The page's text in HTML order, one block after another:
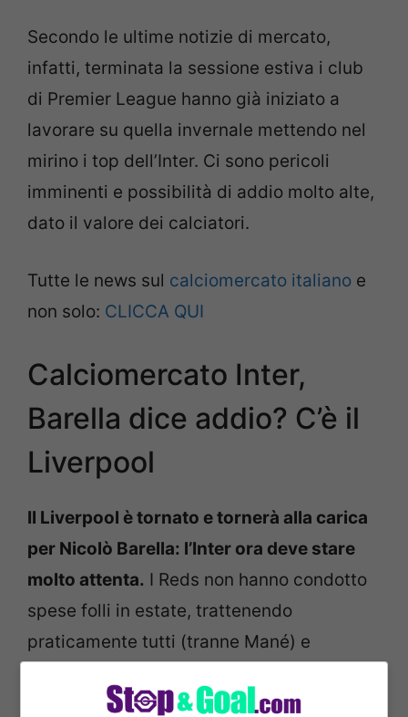
Secondo le ultime notizie di mercato,
infatti, terminata la sessione estiva i club
di Premier League hanno già iniziato a
lavorare su quella invernale mettendo nel
mirino i top dell’Inter. Ci sono pericoli
imminenti e possibilità di addio molto alte,
dato il valore dei calciatori.
Tutte le news sul calciomercato italiano e
non solo: CLICCA QUI
Calciomercato Inter,
Barella dice addio? C’è il
Liverpool
Il Liverpool è tornato e tornerà alla carica
per Nicolò Barella: l’Inter ora deve stare
molto attenta. I Reds non hanno condotto
spese folli in estate, trattenendo
praticamente tutti (tranne Mané) e
Carvalho ma Klopp ha chiesto nuovi